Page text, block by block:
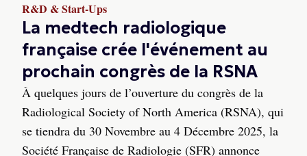
R&D & Start-Ups
La medtech radiologique
française crée l'événement au
prochain congrès de la RSNA
À quelques jours de l’ouverture du congrès de la
Radiological Society of North America (RSNA), qui
se tiendra du 30 Novembre au 4 Décembre 2025, la
Société Française de Radiologie (SFR) annonce